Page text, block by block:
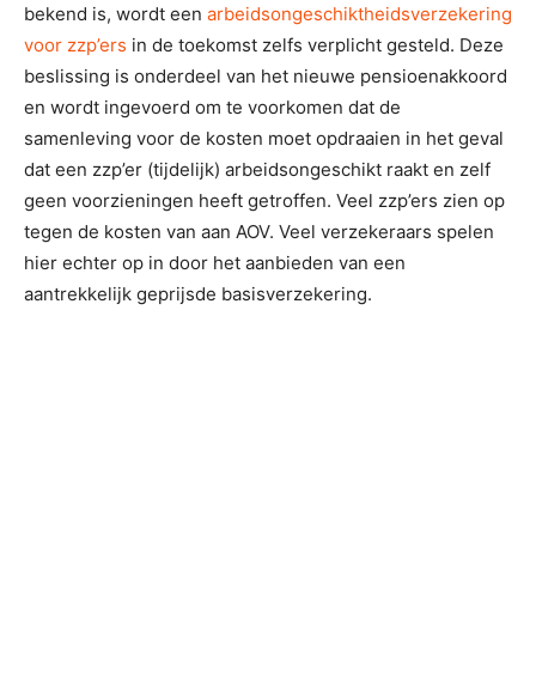
bekend is, wordt een arbeidsongeschiktheidsverzekering
voor zzp’ers in de toekomst zelfs verplicht gesteld. Deze
beslissing is onderdeel van het nieuwe pensioenakkoord
en wordt ingevoerd om te voorkomen dat de
samenleving voor de kosten moet opdraaien in het geval
dat een zzp’er (tijdelijk) arbeidsongeschikt raakt en zelf
geen voorzieningen heeft getroffen. Veel zzp’ers zien op
tegen de kosten van aan AOV. Veel verzekeraars spelen
hier echter op in door het aanbieden van een
aantrekkelijk geprijsde basisverzekering.